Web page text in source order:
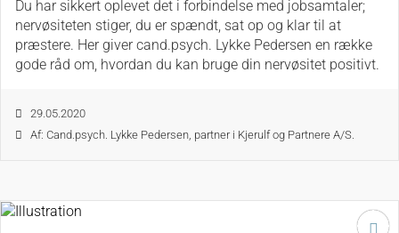
Du har sikkert oplevet det i forbindelse med jobsamtaler;
nervøsiteten stiger, du er spændt, sat op og klar til at
præstere. Her giver cand.psych. Lykke Pedersen en række
gode råd om, hvordan du kan bruge din nervøsitet positivt.
29.05.2020
Af: Cand.psych. Lykke Pedersen, partner i Kjerulf og Partnere A/S.